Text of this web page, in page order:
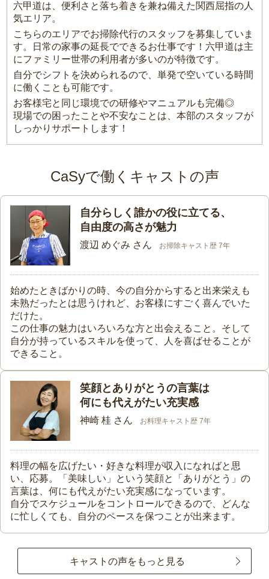
六甲道は、便利さと落ち着きを兼ね備えた関西屈指の人
気エリア。
こちらのエリアでお掃除代行のスタッフを募集していま
す。日常の家事の延長でできるお仕事です！六甲道は主
にファミリー世帯の利用者が多いのが特徴です。
自分でシフトを決められるので、単発で空いている時間
に働くことも可能です。
お客様宅と同じ環境での研修やマニュアルも完備◎
現場での困ったことや不安なことは、本部のスタッフが
しっかりサポートします！
CaSyで働くキャストの声
自分らしく誰かの役に立てる、
自由度の高さが魅力
渡辺 めぐみ さん お掃除キャスト歴 7年
始めたときばかりの時、今の自分からすると出来栄えも
未熟だったとは思うけれど、お客様にすごく喜んでいた
だけた。
この仕事の魅力はいろいろな方と出会えること。そして
自分が持っているスキルを使って、人を喜ばせることが
できること。
笑顔とありがとうの言葉は
何にも代えがたい充実感
神崎 桂 さん お料理キャスト歴 7年
料理の幅を広げたい・好きな料理が収入になればと思
い、応募。「美味しい」という笑顔と「ありがとう」の
言葉は、何にも代えがたい充実感になっています。
自分でスケジュールをコントロールできるので、どんな
に忙しくても、自分のペースを保つことが出来ます。
キャストの声をもっと見る